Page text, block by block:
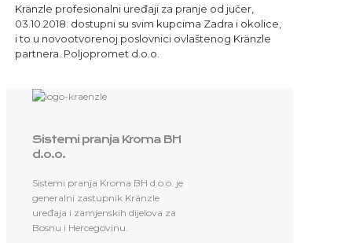
Kränzle profesionalni uređaji za pranje od jučer,
03.10.2018. dostupni su svim kupcima Zadra i okolice,
i to u novootvorenoj poslovnici ovlaštenog Kränzle
partnera. Poljopromet d.o.o.
Sistemi pranja Kroma BH
d.o.o.
Sistemi pranja Kroma BH d.o.o. je
generalni zastupnik Kränzle
uređaja i zamjenskih dijelova za
Bosnu i Hercegovinu.